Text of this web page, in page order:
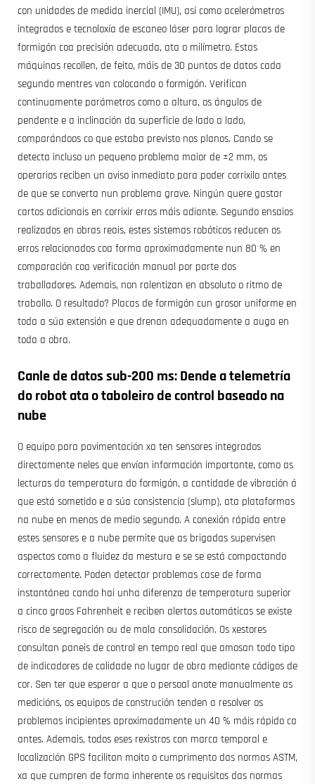
con unidades de medida inercial (IMU), así como acelerómetros
integrados e tecnoloxía de escaneo láser para lograr placas de
formigón coa precisión adecuada, ata o milímetro. Estas
máquinas recollen, de feito, máis de 30 puntos de datos cada
segundo mentres van colocando o formigón. Verifican
continuamente parámetros como a altura, os ángulos de
pendente e a inclinación da superficie de lado a lado,
comparándoos co que estaba previsto nos planos. Cando se
detecta incluso un pequeno problema maior de ±2 mm, os
operarios reciben un aviso inmediato para poder corrixilo antes
de que se converta nun problema grave. Ningún quere gastar
cartos adicionais en corrixir erros máis adiante. Segundo ensaios
realizados en obras reais, estes sistemas robóticos reducen os
erros relacionados coa forma aproximadamente nun 80 % en
comparación coa verificación manual por parte dos
traballadores. Ademais, non ralentizan en absoluto o ritmo de
traballo. O resultado? Placas de formigón cun grosor uniforme en
toda a súa extensión e que drenan adequadamente a auga en
toda a obra.
Canle de datos sub-200 ms: Dende a telemetría
do robot ata o taboleiro de control baseado na
nube
O equipo para pavimentación xa ten sensores integrados
directamente neles que envían información importante, como as
lecturas da temperatura do formigón, a cantidade de vibración á
que está sometido e a súa consistencia (slump), ata plataformas
na nube en menos de medio segundo. A conexión rápida entre
estes sensores e a nube permite que as brigadas supervisen
aspectos como a fluidez da mestura e se se está compactando
correctamente. Poden detectar problemas case de forma
instantánea cando hai unha diferenza de temperatura superior
a cinco graos Fahrenheit e reciben alertas automáticas se existe
risco de segregación ou de mala consolidación. Os xestores
consultan paneis de control en tempo real que amosan todo tipo
de indicadores de calidade no lugar de obra mediante códigos de
cor. Sen ter que esperar a que o persoal anote manualmente as
medicións, os equipos de construción tenden a resolver os
problemas incipientes aproximadamente un 40 % máis rápido ca
antes. Ademais, todos eses rexistros con marca temporal e
localización GPS facilitan moito o cumprimento das normas ASTM,
xa que cumpren de forma inherente os requisitos das normas